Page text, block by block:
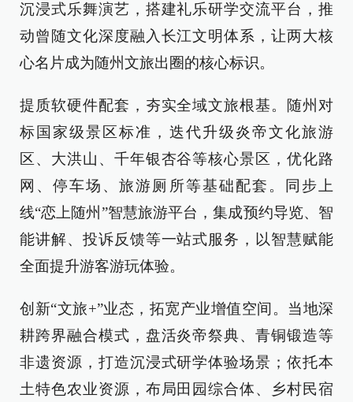
沉浸式乐舞演艺，搭建礼乐研学交流平台，推
动曾随文化深度融入长江文明体系，让两大核
心名片成为随州文旅出圈的核心标识。
提质软硬件配套，夯实全域文旅根基。随州对
标国家级景区标准，迭代升级炎帝文化旅游
区、大洪山、千年银杏谷等核心景区，优化路
网、停车场、旅游厕所等基础配套。同步上
线“恋上随州”智慧旅游平台，集成预约导览、智
能讲解、投诉反馈等一站式服务，以智慧赋能
全面提升游客游玩体验。
创新“文旅+”业态，拓宽产业增值空间。当地深
耕跨界融合模式，盘活炎帝祭典、青铜锻造等
非遗资源，打造沉浸式研学体验场景；依托本
土特色农业资源，布局田园综合体、乡村民宿